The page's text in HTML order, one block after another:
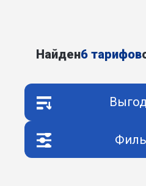
Найден6 тарифов